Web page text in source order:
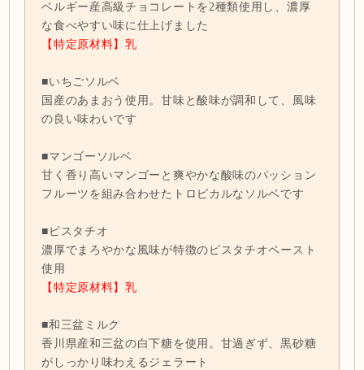
ベルギー産高級チョコレートを2種類使用し、濃厚
な食べやすい味に仕上げました
【特定原材料】乳
■いちごソルベ
国産のあまおう使用。甘味と酸味が調和して、風味
の良い味わいです
■マンゴーソルベ
甘く香り高いマンゴーと爽やかな酸味のパッション
フルーツを組み合わせたトロピカルなソルベです
■ピスタチオ
濃厚でまろやかな風味が特徴のピスタチオペースト
使用
【特定原材料】乳
■和三盆ミルク
香川県産和三盆の白下糖を使用。甘過ぎず、黒砂糖
がしっかり味わえるジェラート